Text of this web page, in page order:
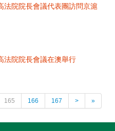
法院院長會議代表團訪問京滬
法院院長會議在澳舉行
165 166 167 > »